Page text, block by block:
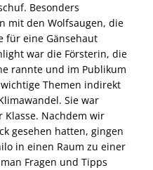
Besonders
mit den Wolfsaugen, die
für eine Gänsehaut
war die Försterin, die
rannte und im Publikum
Themen indirekt
Sie war
Nachdem wir
gesehen hatten, gingen
in einen Raum zu einer
Fragen und Tipps